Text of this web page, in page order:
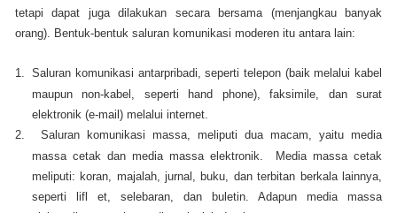
tetapi dapat juga dilakukan secara bersama (menjangkau banyak
orang). Bentuk-bentuk saluran komunikasi moderen itu antara lain:
1.
Saluran komunikasi antarpribadi, seperti telepon (baik melalui kabel
maupun non-kabel, seperti hand phone), faksimile, dan surat
elektronik (e-mail) melalui internet.
2.
Saluran komunikasi massa, meliputi dua macam, yaitu media
massa cetak dan media massa elektronik. Media massa cetak
meliputi: koran, majalah, jurnal, buku, dan terbitan berkala lainnya,
seperti lifl et, selebaran, dan buletin. Adapun media massa